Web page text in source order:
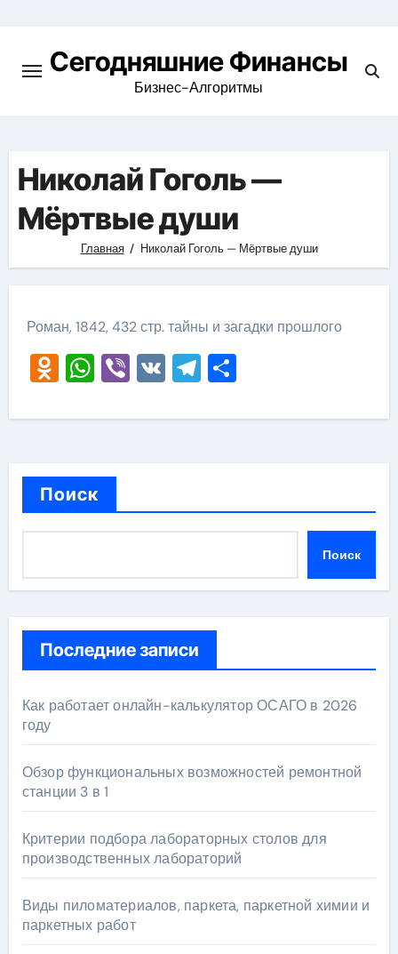
содержимомуСегодняшние Финансы
Бизнес-Алгоритмы
Николай Гоголь —
Мёртвые души
Главная Николай Гоголь — Мёртвые души
Роман, 1842, 432 стр. тайны и загадки прошлого
Odnoklassniki
WhatsApp
Viber
VKTelegram
Отправить
Поиск
Поиск
Последние записи
Как работает онлайн-калькулятор ОСАГО в 2026
году
Обзор функциональных возможностей ремонтной
станции 3 в 1
Критерии подбора лабораторных столов для
производственных лабораторий
Виды пиломатериалов, паркета, паркетной химии и
паркетных работ